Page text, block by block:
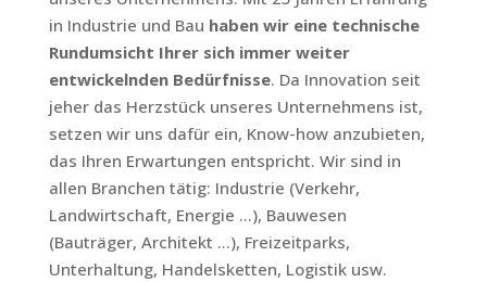
in Industrie und Bau haben wir eine technische
Rundumsicht Ihrer sich immer weiter
entwickelnden Bedürfnisse. Da Innovation seit
jeher das Herzstück unseres Unternehmens ist,
setzen wir uns dafür ein, Know-how anzubieten,
das Ihren Erwartungen entspricht. Wir sind in
allen Branchen tätig: Industrie (Verkehr,
Landwirtschaft, Energie …), Bauwesen
(Bauträger, Architekt …), Freizeitparks,
Unterhaltung, Handelsketten, Logistik usw.